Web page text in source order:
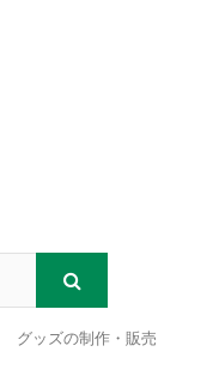
グッズの制作・販売